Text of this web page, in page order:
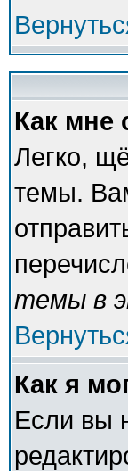
Как мне
Легко,
темы.
темы в
Как я
Если вы